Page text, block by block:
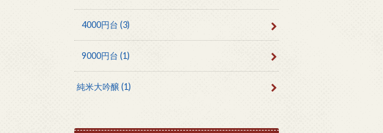
4000円台 (3)
9000円台 (1)
純米大吟醸(1)